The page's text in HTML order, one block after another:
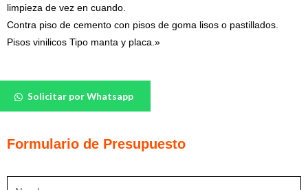
limpieza de vez en cuando.
Contra piso de cemento con pisos de goma lisos o pastillados.
Pisos vinilicos Tipo manta y placa.»
Solicitar por Whatsapp
cantidad
Formulario de Presupuesto